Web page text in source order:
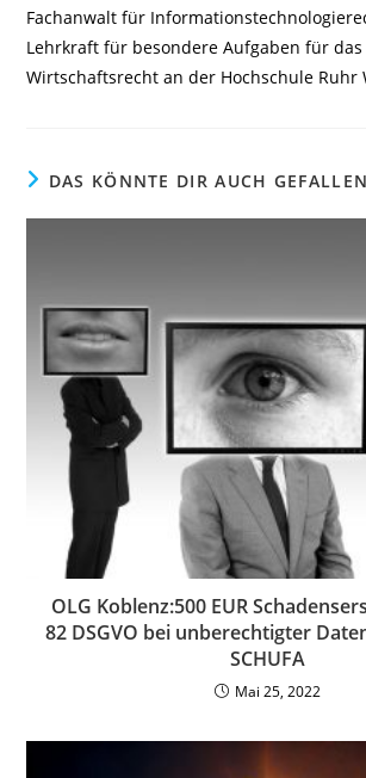
Fachanwalt für
Lehrkraft für besondere Aufgaben für das
Wirtschaftsrecht an der Hochschule Ruhr
DAS KÖNNTE DIR AUCH GEFALLEN
OLG Koblenz:500 EUR
82 DSGVO bei unberechtigter
SCHUFA
Mai 25, 2022